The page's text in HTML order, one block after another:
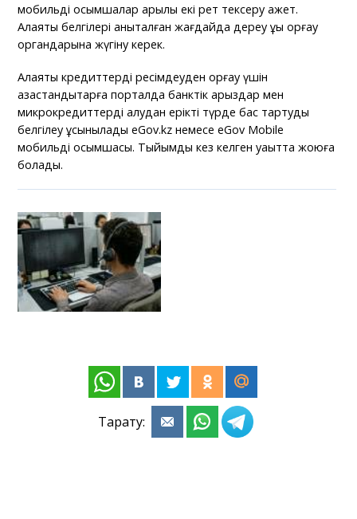
мобильді қосымшалар арқылы екі рет тексеру қажет.
Алаяқтық белгілері анықталған жағдайда дереу құқық қорғау
органдарына жүгіну керек.
Алаяқтық кредиттерді ресімдеуден қорғау үшін
қазақстандықтарға порталда банктік қарыздар мен
микрокредиттерді алудан ерікті түрде бас тартуды
белгілеу ұсынылады eGov.kz немесе eGov Mobile
мобильді қосымшасы. Тыйымды кез келген уақытта жоюға
болады.
Тарату: